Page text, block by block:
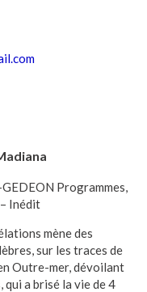
Programmes,
Inédit
mène des
sur les traces de
Outre-mer, dévoilant
qui a brisé la vie de 4